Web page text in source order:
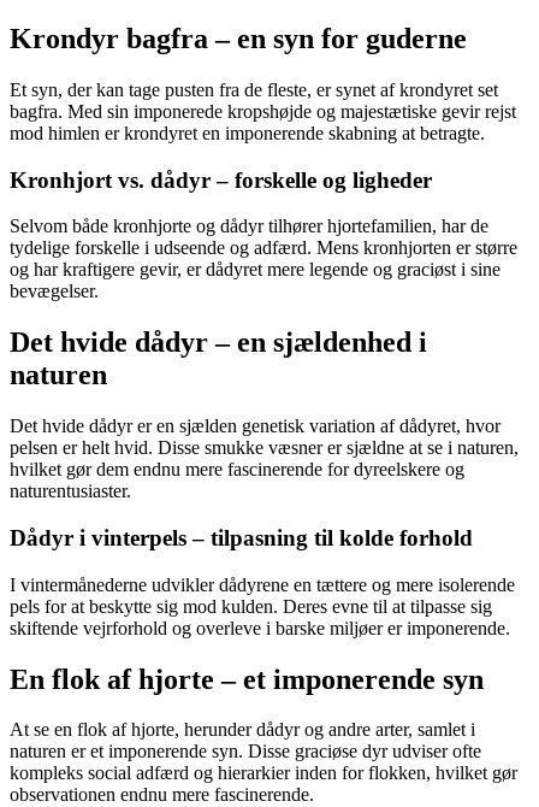
Krondyr bagfra – en syn for guderne
Et syn, der kan tage pusten fra de fleste, er synet af krondyret set
bagfra. Med sin imponerede kropshøjde og majestætiske gevir rejst
mod himlen er krondyret en imponerende skabning at betragte.
Kronhjort vs. dådyr – forskelle og ligheder
Selvom både kronhjorte og dådyr tilhører hjortefamilien, har de
tydelige forskelle i udseende og adfærd. Mens kronhjorten er større
og har kraftigere gevir, er dådyret mere legende og graciøst i sine
bevægelser.
Det hvide dådyr – en sjældenhed i
naturen
Det hvide dådyr er en sjælden genetisk variation af dådyret, hvor
pelsen er helt hvid. Disse smukke væsner er sjældne at se i naturen,
hvilket gør dem endnu mere fascinerende for dyreelskere og
naturentusiaster.
Dådyr i vinterpels – tilpasning til kolde forhold
I vintermånederne udvikler dådyrene en tættere og mere isolerende
pels for at beskytte sig mod kulden. Deres evne til at tilpasse sig
skiftende vejrforhold og overleve i barske miljøer er imponerende.
En flok af hjorte – et imponerende syn
At se en flok af hjorte, herunder dådyr og andre arter, samlet i
naturen er et imponerende syn. Disse graciøse dyr udviser ofte
kompleks social adfærd og hierarkier inden for flokken, hvilket gør
observationen endnu mere fascinerende.